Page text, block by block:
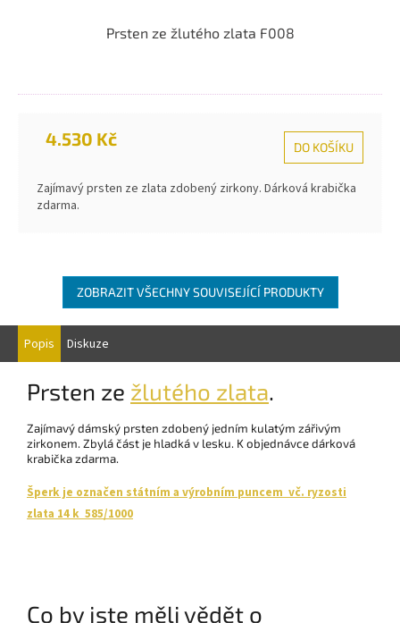
Prsten ze žlutého zlata F008
4.530 Kč DO KOŠÍKU
Zajímavý prsten ze zlata zdobený zirkony. Dárková krabička
zdarma.
ZOBRAZIT VŠECHNY SOUVISEJÍCÍ PRODUKTY
Popis Diskuze
Prsten ze žlutého zlata.
Zajímavý dámský prsten zdobený jedním kulatým zářivým
zirkonem. Zbylá část je hladká v lesku. K objednávce dárková
krabička zdarma.
Šperk je označen státním a výrobním puncem vč. ryzosti
zlata 14 k 585/1000
Co by jste měli vědět o